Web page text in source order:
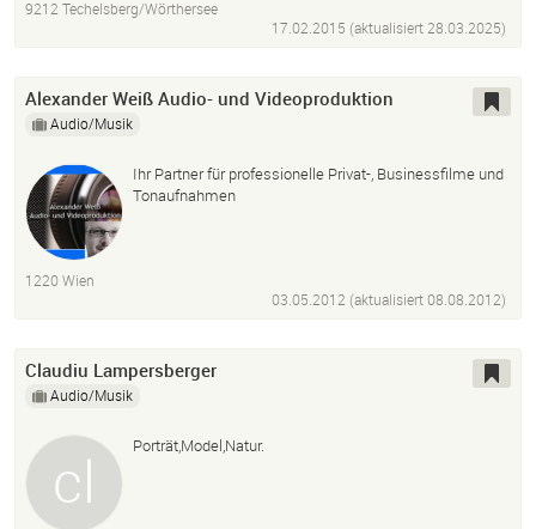
9212 Techelsberg/Wörthersee
17.02.2015 (aktualisiert28.03.2025)
Alexander Weiß Audio- und Videoproduktion
Audio/Musik
Ihr Partner für professionelle Privat-, Businessfilme und
Tonaufnahmen
1220 Wien
03.05.2012 (aktualisiert08.08.2012)
Claudiu Lampersberger
Audio/Musik
Porträt,Model,Natur.